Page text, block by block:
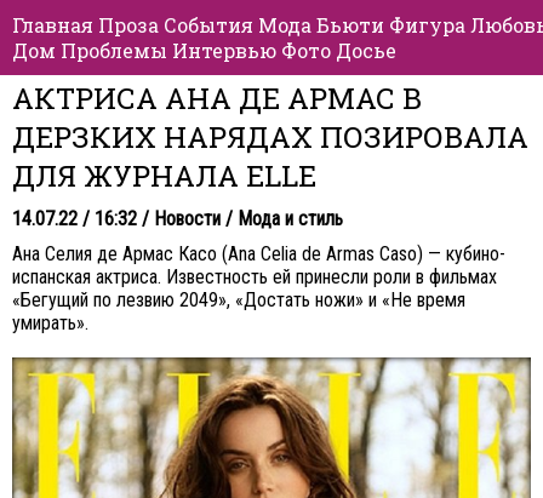
Главная Проза События Мода Бьюти Фигура
Дом Проблемы Интервью Фото Досье
АКТРИСА АНА ДЕ АРМАС В
ДЕРЗКИХ НАРЯДАХ ПОЗИРОВАЛА
ДЛЯ ЖУРНАЛА ELLE
14.07.22 / 16:32 / Новости / Мода и стиль
Ана Селия де Армас Касо (Ana Celia de Armas Caso) — кубино-
испанская актриса. Известность ей принесли роли в фильмах
«Бегущий по лезвию 2049», «Достать ножи» и «Не время
умирать».